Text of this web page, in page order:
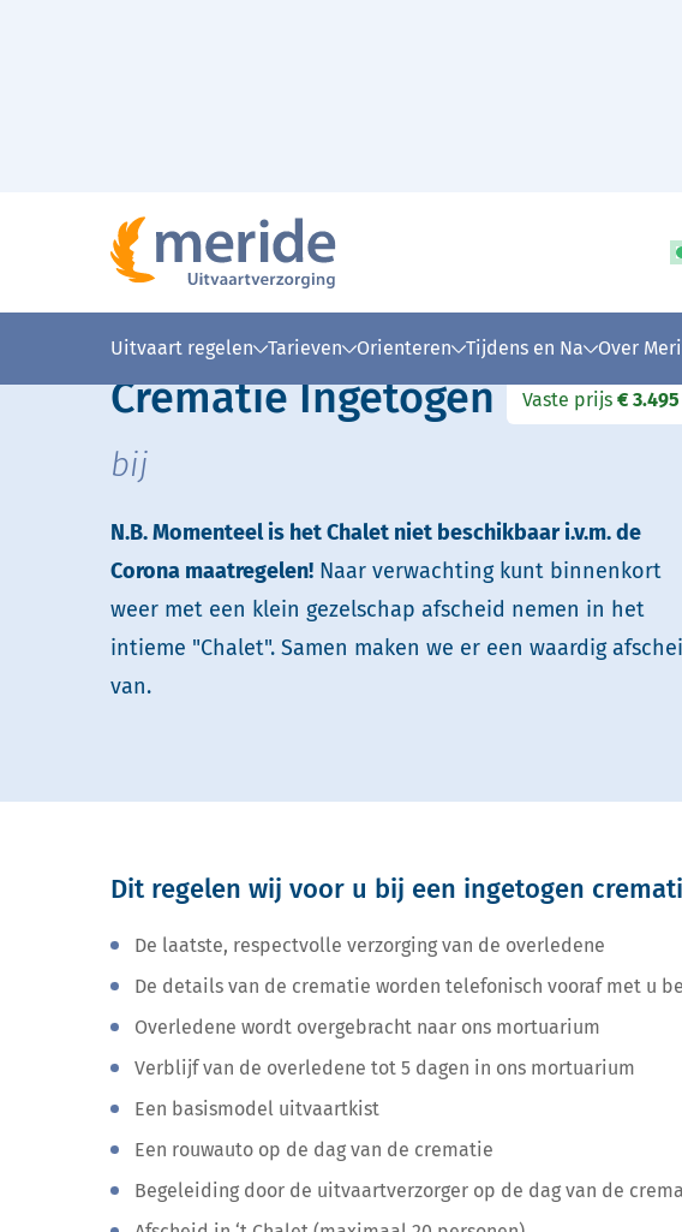
Uitvaart regelen Tarieven Orienteren Tijdens en Na Over
Home
>
Crematie Amsterdam
Lees voor Uitleg woorden Simpele tekst
Crematie Ingetogen Vaste prijs € 3.495
bij
N.B. Momenteel is het Chalet niet beschikbaar i.v.m. de
Corona maatregelen! Naar verwachting kunt binnenkort
weer met een klein gezelschap afscheid nemen in het
intieme "Chalet". Samen maken we er een waardig
van.
Dit regelen wij voor u bij een ingetogen
De laatste, respectvolle verzorging van de overledene
De details van de crematie worden telefonisch vooraf met u
Overledene wordt overgebracht naar ons mortuarium
Verblijf van de overledene tot 5 dagen in ons mortuarium
Een basismodel uitvaartkist
Een rouwauto op de dag van de crematie
Begeleiding door de uitvaartverzorger op de dag van de